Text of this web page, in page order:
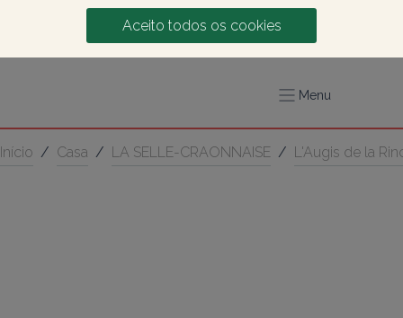
Aceito todos os cookies
Menu
Início / Casa / LA SELLE-CRAONNAISE / L'Augis de la